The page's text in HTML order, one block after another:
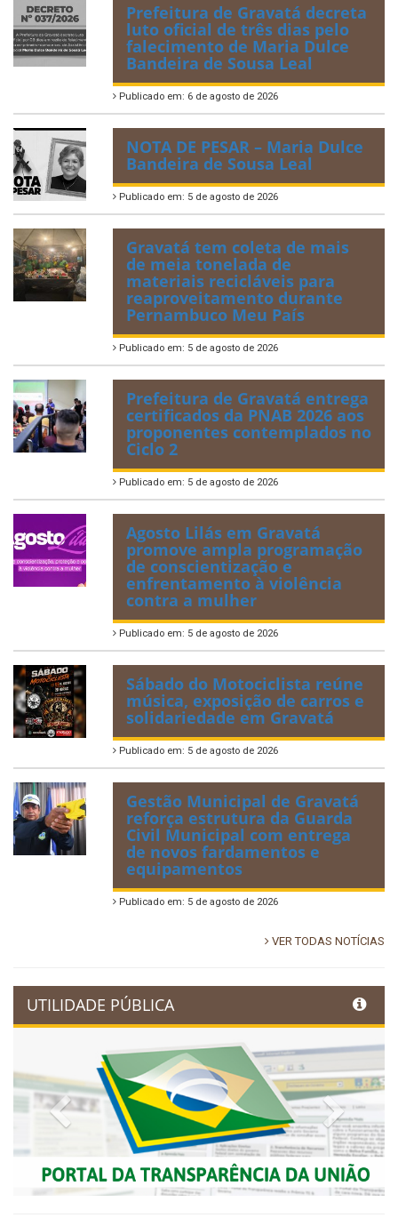
Prefeitura de Gravatá decreta
luto oficial de três dias pelo
falecimento de Maria Dulce
Bandeira de Sousa Leal
Publicado em: 6 de agosto de 2026
NOTA DE PESAR – Maria Dulce
Bandeira de Sousa Leal
Publicado em: 5 de agosto de 2026
Gravatá tem coleta de mais
de meia tonelada de
materiais recicláveis para
reaproveitamento durante
Pernambuco Meu País
Publicado em: 5 de agosto de 2026
Prefeitura de Gravatá entrega
certificados da PNAB 2026 aos
proponentes contemplados no
Ciclo 2
Publicado em: 5 de agosto de 2026
Agosto Lilás em Gravatá
promove ampla programação
de conscientização e
enfrentamento à violência
contra a mulher
Publicado em: 5 de agosto de 2026
Sábado do Motociclista reúne
música, exposição de carros e
solidariedade em Gravatá
Publicado em: 5 de agosto de 2026
Gestão Municipal de Gravatá
reforça estrutura da Guarda
Civil Municipal com entrega
de novos fardamentos e
equipamentos
Publicado em: 5 de agosto de 2026
VER TODAS NOTÍCIAS
UTILIDADE PÚBLICA
Previous Next